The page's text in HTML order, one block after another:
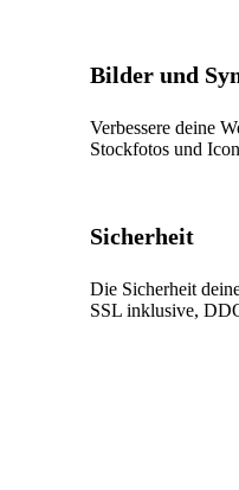
Bilder und
Verbessere deine
Stockfotos und
Sicherheit
Die Sicherheit
SSL inklusive,